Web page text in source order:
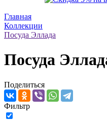
Главная
Коллекции
Посуда Эллада
Посуда
Поделиться
Фильтр